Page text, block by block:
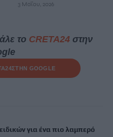
3 Μαΐου, 2026
το CRETA24στην
ΣΤΗΝ GOOGLE
για ένα πιο λαμπερό